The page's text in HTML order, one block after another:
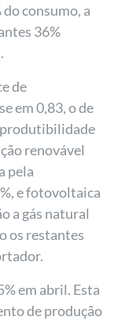
consumo, a
36%
de
em 0,83, o de
produtibilidade
renovável
pela
e fotovoltaica
a gás natural
os restantes
em abril. Esta
de produção